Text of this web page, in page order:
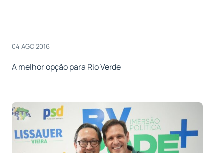
04 AGO 2016
A melhor opção para Rio Verde